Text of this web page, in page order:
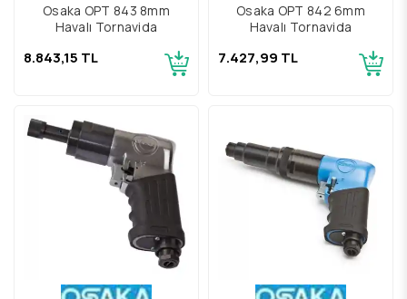
Osaka OPT 843 8mm
Havalı Tornavida
8.843,15 TL
Osaka OPT 842 6mm
Havalı Tornavida
7.427,99 TL